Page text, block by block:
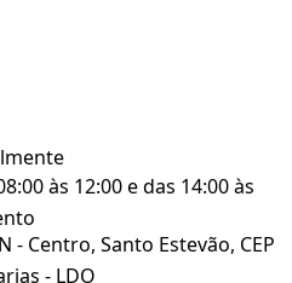
às 12:00 e das 14:00 às
- Centro, Santo Estevão, CEP
- LDO